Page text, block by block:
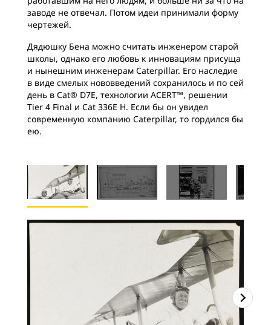
заводе не отвечал. Потом идеи принимали форму
чертежей.
Дядюшку Бена можно считать инженером старой
школы, однако его любовь к инновациям присуща
и нынешним инженерам Caterpillar. Его наследие
в виде смелых нововведений сохранилось и по сей
день в Cat® D7E, технологии ACERT™, решении
Tier 4 Final и Cat 336E H. Если бы он увидел
современную компанию Caterpillar, то гордился бы
ею.